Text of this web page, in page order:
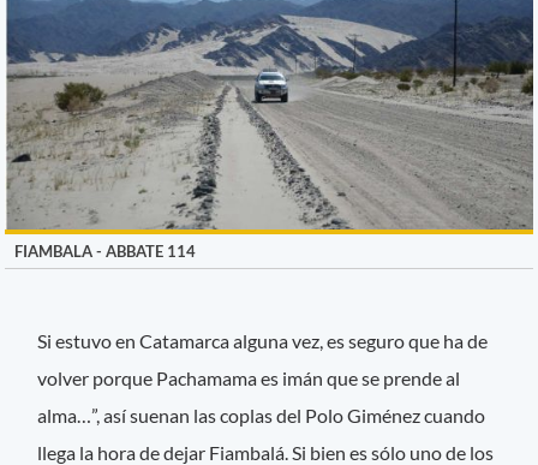
FIAMBALA - ABBATE 114
Si estuvo en Catamarca alguna vez, es seguro que ha de
volver porque Pachamama es imán que se prende al
alma…”, así suenan las coplas del Polo Giménez cuando
llega la hora de dejar Fiambalá. Si bien es sólo uno de los